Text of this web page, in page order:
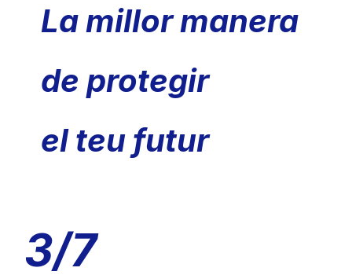
La millor manera
de protegir
el teu futur
3/7